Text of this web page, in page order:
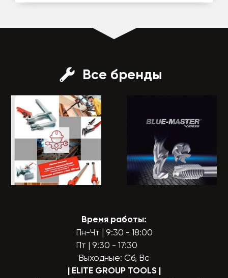
Все бренды
Время работы:
Пн-Чт | 9:30 - 18:00
Пт | 9:30 - 17:30
Выходные: Сб, Вс
| ELITE GROUP TOOLS |